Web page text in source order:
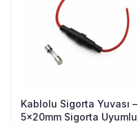
Kablolu Sigorta Yuvası –
5x20mm Sigorta Uyumlu